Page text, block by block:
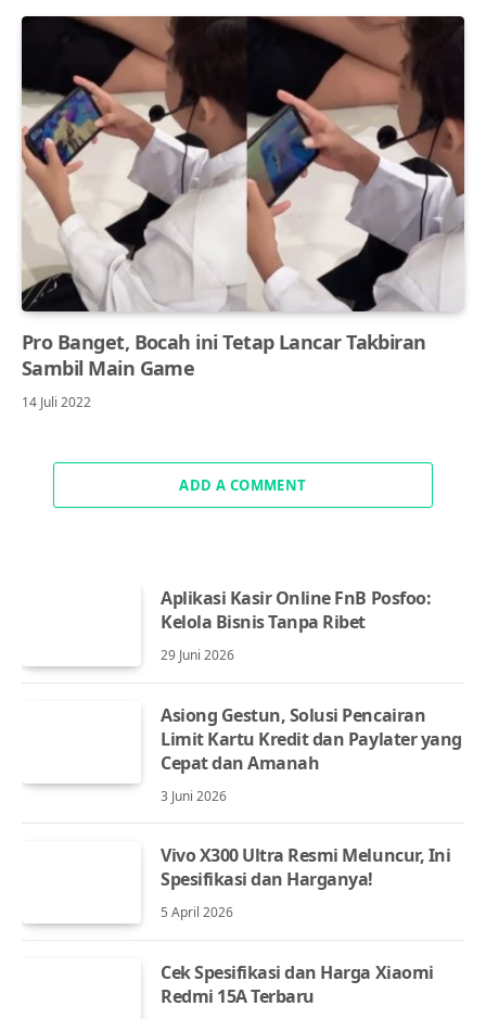
Pro Banget, Bocah ini Tetap Lancar Takbiran
Sambil Main Game
14 Juli 2022
ADD A COMMENT
Aplikasi Kasir Online FnB Posfoo:
Kelola Bisnis Tanpa Ribet
29 Juni 2026
Asiong Gestun, Solusi Pencairan
Limit Kartu Kredit dan Paylater yang
Cepat dan Amanah
3 Juni 2026
Vivo X300 Ultra Resmi Meluncur, Ini
Spesifikasi dan Harganya!
5 April 2026
Cek Spesifikasi dan Harga Xiaomi
Redmi 15A Terbaru